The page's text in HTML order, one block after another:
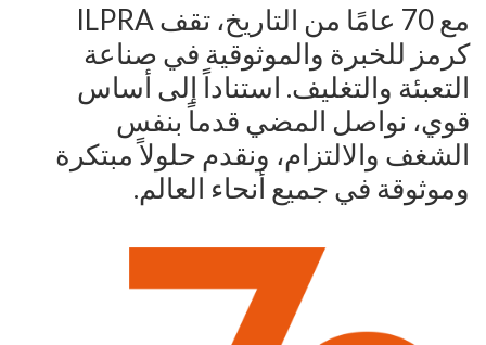
مع 70 عامًا من التاريخ، تقف ILPRA
كرمز للخبرة والموثوقية في صناعة
التعبئة والتغليف. استناداً إلى أساس
قوي، نواصل المضي قدماً بنفس
الشغف والالتزام، ونقدم حلولاً مبتكرة
وموثوقة في جميع أنحاء العالم.